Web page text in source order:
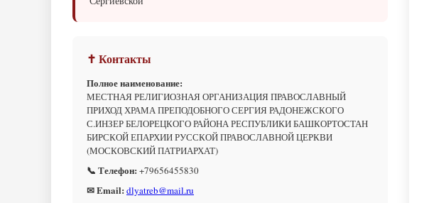
✝ Контакты
Полное наименование:
МЕСТНАЯ РЕЛИГИОЗНАЯ ОРГАНИЗАЦИЯ ПРАВОСЛАВНЫЙ
ПРИХОД ХРАМА ПРЕПОДОБНОГО СЕРГИЯ РАДОНЕЖСКОГО
С.ИНЗЕР БЕЛОРЕЦКОГО РАЙОНА РЕСПУБЛИКИ БАШКОРТОСТАН
БИРСКОЙ ЕПАРХИИ РУССКОЙ ПРАВОСЛАВНОЙ ЦЕРКВИ
(МОСКОВСКИЙ ПАТРИАРХАТ)
📞 Телефон: +79656455830
✉ Email: dlyatreb@mail.ru